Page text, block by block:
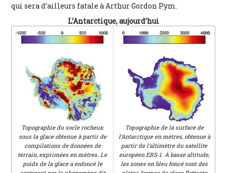
qui sera d’ailleurs fatale à Arthur Gordon Pym.
L’Antarctique, aujourd’hui
Topographie du socle rocheux
sous la glace obtenue à partir de
compilations de données de
terrain, exprimées en mètres. Le
poids de la glace a enfoncé le
Topographie de la surface de
l’Antarctique en mètres, obtenue à
partir de l’altimètre du satellite
européen ERS-1. À basse altitude,
les zones en bleu foncé sont des